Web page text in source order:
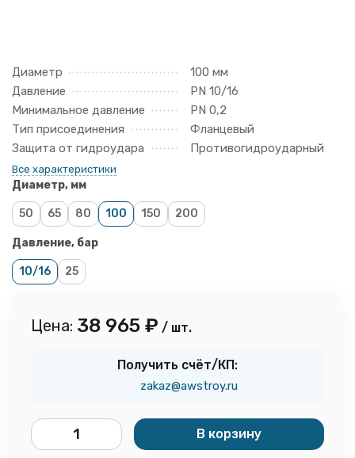
Диаметр
100 мм
Давление
PN 10/16
Минимальное давление
PN 0,2
Тип присоединения
Фланцевый
Защита от гидроудара
Противогидроударный
Все характеристики
Диаметр, мм
50 65 80 100 150 200
Давление, бар
10/16 25
Цена: 38 965 ₽ / шт.
Получить счёт/КП:
zakaz@awstroy.ru
В корзину